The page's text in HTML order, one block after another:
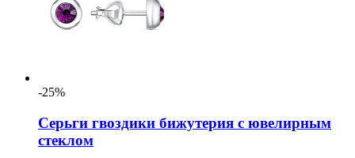
-25%
Серьги гвоздики бижутерия с ювелирным
стеклом